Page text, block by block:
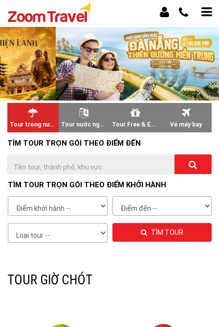
Tour trong nước Tour nước ngoài Tour Free & Easy Vé máy bay
TÌM TOUR TRỌN GÓI THEO ĐIỂM ĐẾN
TÌM TOUR TRỌN GÓI THEO ĐIỂM KHỞI HÀNH
TÌM TOUR
TOUR GIỜ CHÓT